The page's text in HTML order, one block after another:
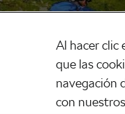
Al hacer clic
que las
navegación
con